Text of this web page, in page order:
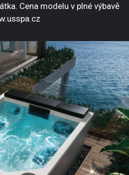
Cena modelu v plné výbavě